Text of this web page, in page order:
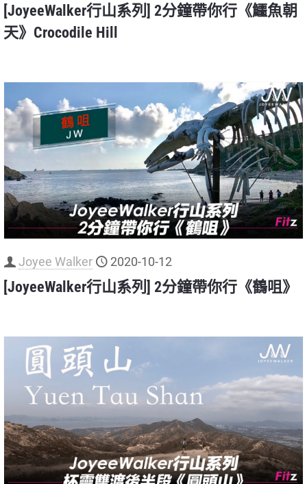
[JoyeeWalker行山系列] 2分鐘帶你行《鱷魚朝
天》Crocodile Hill
Joyee Walker 2020-10-12
[JoyeeWalker行山系列] 2分鐘帶你行《鶴咀》